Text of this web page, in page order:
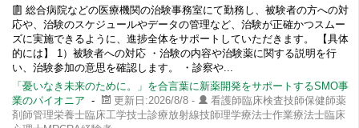
総合病院などの医療機関の治験事務室にて勤務し、被験者の方への対
応や、治験のスケジュールやデータの管理など、治験が正確かつスムー
ズに実施できるように、進捗全体をサポートしていただきます。 【具体
的には】 1）被験者への対応 ・治験の内容や治験薬に関する説明を行
い、治験参加の意思を確認します。 ・診察や...
「憂いなき未来のために。」を合言葉に新薬開発をサポートするSMO事
業のパイオニア - 更新日:2026/8/8 -
看護師臨床検査技師保健師薬
剤師管理栄養士臨床工学技士診療放射線技師理学療法士作業療法士臨床